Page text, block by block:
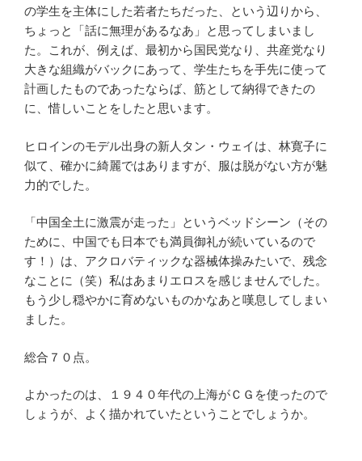
の学生を主体にした若者たちだった、という辺りから、
ちょっと「話に無理があるなあ」と思ってしまいまし
た。これが、例えば、最初から国民党なり、共産党なり
大きな組織がバックにあって、学生たちを手先に使って
計画したものであったならば、筋として納得できたの
に、惜しいことをしたと思います。
ヒロインのモデル出身の新人タン・ウェイは、林寛子に
似て、確かに綺麗ではありますが、服は脱がない方が魅
力的でした。
「中国全土に激震が走った」というベッドシーン（その
ために、中国でも日本でも満員御礼が続いているので
す！）は、アクロバティックな器械体操みたいで、残念
なことに（笑）私はあまりエロスを感じませんでした。
もう少し穏やかに育めないものかなあと嘆息してしまい
ました。
総合７０点。
よかったのは、１９４０年代の上海がＣＧを使ったので
しょうが、よく描かれていたということでしょうか。